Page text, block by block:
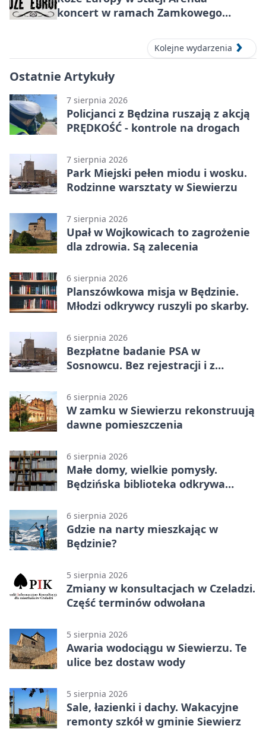
koncert w ramach Zamkowego
Kolejne wydarzenia
Ostatnie Artykuły
7 sierpnia 2026
Policjanci z Będzina ruszają z akcją
PRĘDKOŚĆ - kontrole na drogach
7 sierpnia 2026
Park Miejski pełen miodu i wosku.
Rodzinne warsztaty w Siewierzu
7 sierpnia 2026
Upał w Wojkowicach to zagrożenie
dla zdrowia. Są zalecenia
6 sierpnia 2026
Planszówkowa misja w Będzinie.
Młodzi odkrywcy ruszyli po skarby.
6 sierpnia 2026
Bezpłatne badanie PSA w
Sosnowcu. Bez rejestracji i z
6 sierpnia 2026
W zamku w Siewierzu rekonstruują
dawne pomieszczenia
6 sierpnia 2026
Małe domy, wielkie pomysły.
Będzińska biblioteka odkrywa
6 sierpnia 2026
Gdzie na narty mieszkając w
Będzinie?
5 sierpnia 2026
Zmiany w konsultacjach w Czeladzi.
Część terminów odwołana
5 sierpnia 2026
Awaria wodociągu w Siewierzu. Te
ulice bez dostaw wody
5 sierpnia 2026
Sale, łazienki i dachy. Wakacyjne
remonty szkół w gminie Siewierz